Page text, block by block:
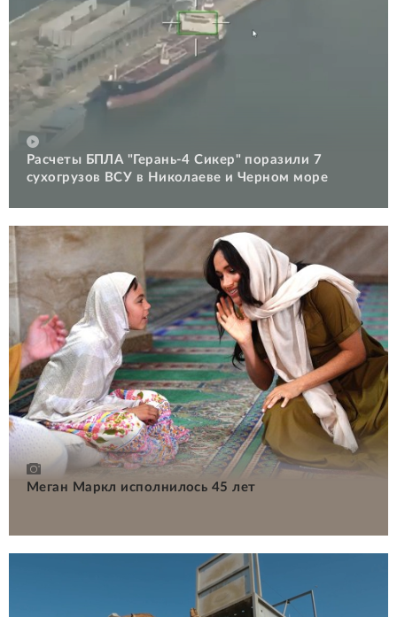
Расчеты БПЛА "Герань-4 Сикер" поразили 7
сухогрузов ВСУ в Николаеве и Черном море
Меган Маркл исполнилось 45 лет